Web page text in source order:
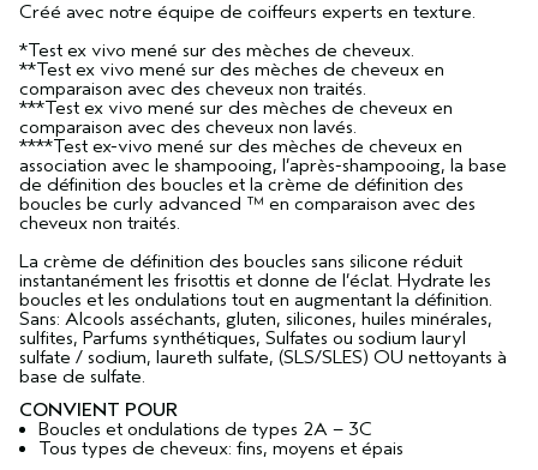
Créé avec notre équipe de coiffeurs experts en texture.
*Test ex vivo mené sur des mèches de cheveux.
**Test ex vivo mené sur des mèches de cheveux en
comparaison avec des cheveux non traités.
***Test ex vivo mené sur des mèches de cheveux en
comparaison avec des cheveux non lavés.
****Test ex-vivo mené sur des mèches de cheveux en
association avec le shampooing, l’après-shampooing, la base
de définition des boucles et la crème de définition des
boucles be curly advanced ™ en comparaison avec des
cheveux non traités.
La crème de définition des boucles sans silicone réduit
instantanément les frisottis et donne de l’éclat. Hydrate les
boucles et les ondulations tout en augmentant la définition.
Sans: Alcools asséchants, gluten, silicones, huiles minérales,
sulfites, Parfums synthétiques, Sulfates ou sodium lauryl
sulfate / sodium, laureth sulfate, (SLS/SLES) OU nettoyants à
base de sulfate.
CONVIENT POUR
Boucles et ondulations de types 2A – 3C
Tous types de cheveux: fins, moyens et épais